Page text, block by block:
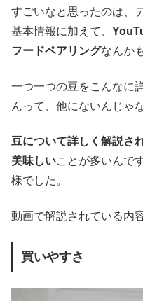
すごいなと思ったのは、
基本情報に加えて、
フードペアリングなんか
一つ一つの豆をこんなに
んって、他にないんじゃ
豆について詳しく解説さ
美味しいことが多いんで
様でした。
動画で解説されている内
買いやすさ